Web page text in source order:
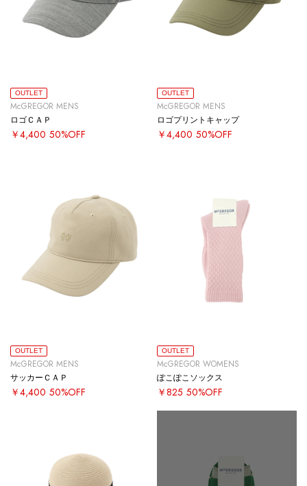
OUTLET
McGREGOR MENS
ロゴＣＡＰ
￥4,400 50%OFF
OUTLET
McGREGOR MENS
ロゴプリントキャップ
￥4,400 50%OFF
OUTLET
McGREGOR MENS
サッカーＣＡＰ
￥4,400 50%OFF
OUTLET
McGREGOR WOMENS
ぽこぽこソックス
￥825 50%OFF